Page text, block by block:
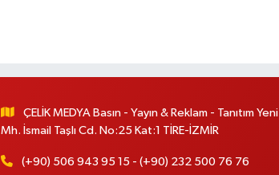
ÇELİK MEDYA Basın - Yayın & Reklam - Tanıtım Yeni
Mh. İsmail Taşlı Cd. No:25 Kat:1 TİRE-İZMİR
(+90) 506 943 95 15 - (+90) 232 500 76 76